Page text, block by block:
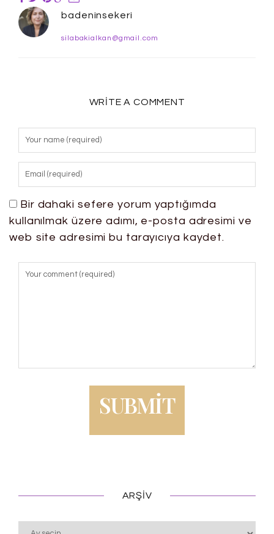
badeninsekeri
silabakialkan@gmail.com
WRITE A COMMENT
Bir dahaki sefere yorum yaptığımda
kullanılmak üzere adımı, e-posta adresimi ve
web site adresimi bu tarayıcıya kaydet.
ARŞIV
Arşiv